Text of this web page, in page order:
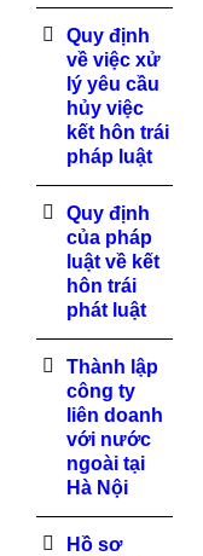
Quy định
về việc xử
lý yêu cầu
hủy việc
kết hôn trái
pháp luật
Quy định
của pháp
luật về kết
hôn trái
phát luật
Thành lập
công ty
liên doanh
với nước
ngoài tại
Hà Nội
Hồ sơ